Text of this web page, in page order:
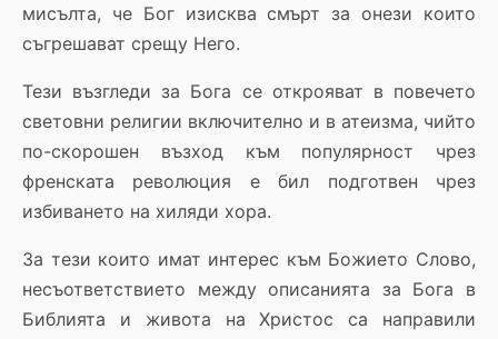
мисълта, че Бог изисква смърт за онези които
съгрешават срещу Него.
Тези възгледи за Бога се открояват в повечето
световни религии включително и в атеизма, чийто
по-скорошен възход към популярност чрез
френската революция е бил подготвен чрез
избиването на хиляди хора.
За тези които имат интерес към Божието Слово,
несъответствието между описанията за Бога в
Библията и живота на Христос са направили